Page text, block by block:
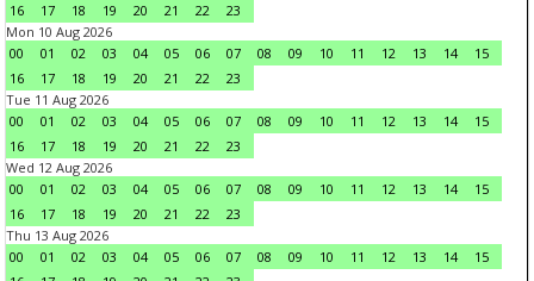
16
17 18 19 20 21 22
23
Mon 10 Aug 2026
00
01 02 03 04 05 06 07 08 09 10 11 12 13 14
15
16
17 18 19 20 21 22
23
Tue 11 Aug 2026
00
01 02 03 04 05 06 07 08 09 10 11 12 13 14
15
16
17 18 19 20 21 22
23
Wed 12 Aug 2026
00
01 02 03 04 05 06 07 08 09 10 11 12 13 14
15
16
17 18 19 20 21 22
23
Thu 13 Aug 2026
00
01 02 03 04 05 06 07 08 09 10 11 12 13 14
15